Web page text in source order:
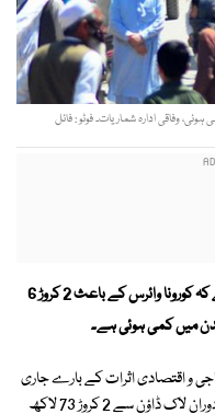
وفاقی ادارہ شماریات کا کہنا ہے کہ کورونا وائرس کے باعث 2 کروڑ 6
و اقتصادی اثرات کے بارے جاری
کردہ رپورٹ میں بتایا گیا ہے کہ کورونا وائرس کے دوران لاک ڈاؤن سے 2 کروڑ 73 لاکھ